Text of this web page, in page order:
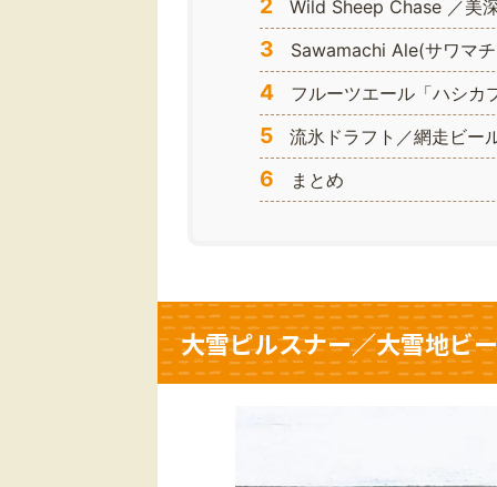
2 Wild Sheep Chase ／美
3 Sawamachi Ale(サワマ
4 フルーツエール「ハシカ
5 流氷ドラフト／網走ビー
6 まとめ
大雪ピルスナー／大雪地ビ